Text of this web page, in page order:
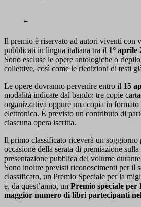
–
Il premio è riservato ad autori viventi con
pubblicati in lingua italiana tra il 1° aprile
Sono escluse le opere antologiche o
collettive, così come le riedizioni di testi
Le opere dovranno pervenire entro il 15
modalità indicate dal bando: tre copie
organizzativa oppure una copia in
elettronica. È previsto un contributo di
ciascuna opera iscritta.
Il primo classificato riceverà un soggiorno
occasione della serata di premiazione
presentazione pubblica del volume
Sono inoltre previsti riconoscimenti per il
classificato, un Premio Speciale per la
e, da quest’anno, un Premio speciale per
maggior numero di libri partecipanti